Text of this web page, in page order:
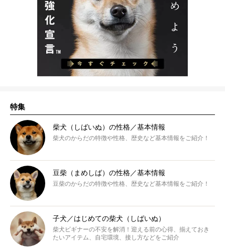
特集
柴犬（しばいぬ）の性格／基本情報
柴犬のからだの特徴や性格、歴史など基本情報をご紹介！
豆柴（まめしば）の性格／基本情報
豆柴のからだの特徴や性格、歴史など基本情報をご紹介！
子犬／はじめての柴犬（しばいぬ）
柴犬ビギナーの不安を解消！迎える前の心得、揃えておき
たいアイテム、自宅環境、接し方などをご紹介